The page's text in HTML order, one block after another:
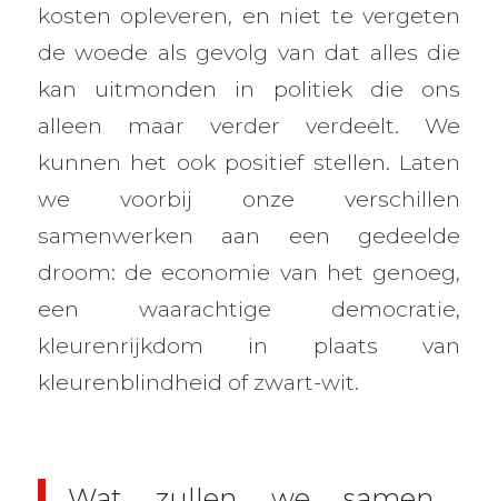
kosten opleveren, en niet te vergeten
de woede als gevolg van dat alles die
kan uitmonden in politiek die ons
alleen maar verder verdeelt. We
kunnen het ook positief stellen. Laten
we voorbij onze verschillen
samenwerken aan een gedeelde
droom: de economie van het genoeg,
een waarachtige democratie,
kleurenrijkdom in plaats van
kleurenblindheid of zwart-wit.